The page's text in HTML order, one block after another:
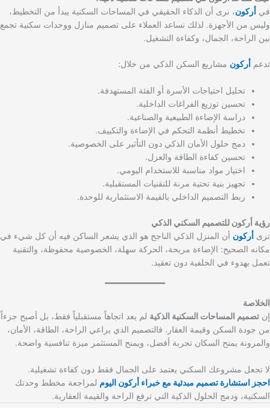
في أركون، نرى أن الذكاء الحقيقي في المساحات السكنية يبدأ من التخطيط،
وليس من الأجهزة. لذلك نساعد العملاء على تصميم منازل ووحدات سكنية تجمع
بين الراحة، الجمال، وكفاءة التشغيل.
تدعم أركون مشاريع السكن الذكي من خلال:
تحليل احتياجات الأسرة أو الفئة المستهدفة.
تحسين توزيع الفراغات الداخلية.
دراسة الإضاءة الطبيعية والصناعية.
تخطيط أنظمة التحكم في الإضاءة والتكييف.
دمج حلول الأمان الذكي دون التأثير على الخصوصية.
تحسين كفاءة الطاقة والعزل.
اختيار مواد مناسبة للاستخدام اليومي.
تجهيز بنية تحتية مرنة للتقنيات المستقبلية.
ربط التصميم الداخلي بالقيمة الاستثمارية للوحدة.
رؤية أركون للتصميم السكني الذكي
ترى أركون أن المنزل الذكي الناجح هو الذي يشعر الساكن فيه أن كل شيء في
مكانه الصحيح: الإضاءة مريحة، الحركة سهلة، الخصوصية محفوظة، والتقنية
تعمل بهدوء في الخلفية دون تعقيد.
الخلاصة
إن تصميم المساحات السكنية الذكية لم يعد اتجاهاً مستقبلياً فقط، بل أصبح جزءاً
من جودة السكن وقيمة العقار. فالتصميم الذي يراعي الراحة، الطاقة، الأمان،
والمرونة يمنح السكان تجربة أفضل، ويمنح المستثمر ميزة تنافسية واضحة.
لا تجعل مشروعك السكني يعتمد على الجمال فقط دون كفاءة تشغيلية.
احجز استشارة تصميم مبدئية مع خبراء أركون اليوم لمراجعة مخطط وحدتك
السكنية، ودمج الحلول الذكية التي ترفع الراحة والقيمة العقارية.